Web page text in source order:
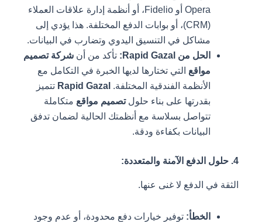
Opera أو Fidelio، أو أنظمة إدارة علاقات العملاء
(CRM)، أو بوابات الدفع المختلفة. هذا يؤدي إلى
مشاكل في التنسيق اليدوي وتضارب في البيانات.
الحل من Rapid Gazal:
تأكد من أنشركة تصميم
مواقعالتي تختارها لديها الخبرة في التكامل مع
الأنظمة الفندقية المختلفة.Rapid Gazalتتميز
بقدرتها على بناء حلول تصميم مواقعمتكاملة
تتواصل بسلاسة مع أنظمتك الحالية لضمان تدفق
البيانات بكفاءة ودقة.
الثقة في الدفع لا غنى عنها.
الخطأ:توفير خيارات دفع محدودة، أو عدم وجود